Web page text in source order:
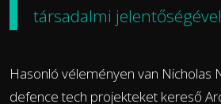
társadalmi
Hasonló véleményen van Nicholas
defence tech projekteket kereső